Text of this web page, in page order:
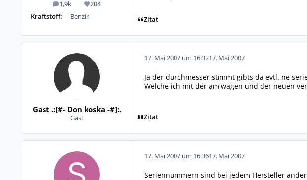
1,9k
Beiträge 204
Reputation
Kraftstoff:
Benzin Zitat
Gast .:[#- Don koska -#]:.
Gast
17. Mai 2007 um 16:3217. Mai 2007
Ja der durchmesser stimmt gibts da evtl. ne
Welche ich mit der am wagen und der neuen
Zitat
17. Mai 2007 um 16:3617. Mai 2007
Seriennummern sind bei jedem Hersteller